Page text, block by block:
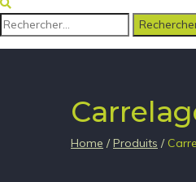
Rechercher :
Home / Produits /